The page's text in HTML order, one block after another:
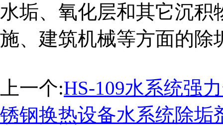
水垢、氧化层和其它沉
施、建筑机械等方面的除
上一个:HS-109水系统强
锈钢换热设备水系统除垢